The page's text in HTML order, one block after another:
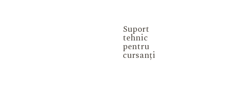
Suport
tehnic
pentru
cursanți